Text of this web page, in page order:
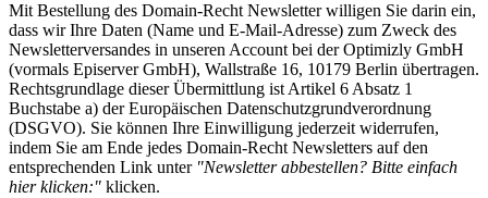
Mit Bestellung des Domain-Recht Newsletter willigen Sie darin ein,
dass wir Ihre Daten (Name und E-Mail-Adresse) zum Zweck des
Newsletterversandes in unseren Account bei der Optimizly GmbH
(vormals Episerver GmbH), Wallstraße 16, 10179 Berlin übertragen.
Rechtsgrundlage dieser Übermittlung ist Artikel 6 Absatz 1
Buchstabe a) der Europäischen Datenschutzgrundverordnung
(DSGVO). Sie können Ihre Einwilligung jederzeit widerrufen,
indem Sie am Ende jedes Domain-Recht Newsletters auf den
entsprechenden Link unter "Newsletter abbestellen? Bitte einfach
hier klicken:" klicken.